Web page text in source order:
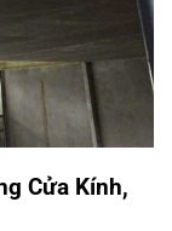
Cửa Kính,